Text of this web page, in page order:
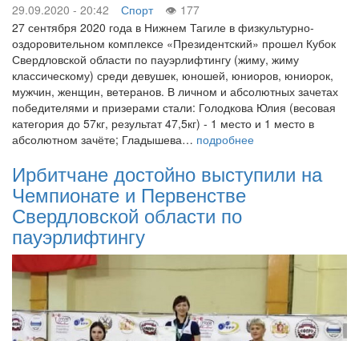
29.09.2020 - 20:42 Спорт
177
27 сентября 2020 года в Нижнем Тагиле в физкультурно-
оздоровительном комплексе «Президентский» прошел Кубок
Свердловской области по пауэрлифтингу (жиму, жиму
классическому) среди девушек, юношей, юниоров, юниорок,
мужчин, женщин, ветеранов. В личном и абсолютных зачетах
победителями и призерами стали: Голодкова Юлия (весовая
категория до 57кг, результат 47,5кг) - 1 место и 1 место в
абсолютном зачёте; Гладышева… подробнее
Ирбитчане достойно выступили на
Чемпионате и Первенстве
Свердловской области по
пауэрлифтингу